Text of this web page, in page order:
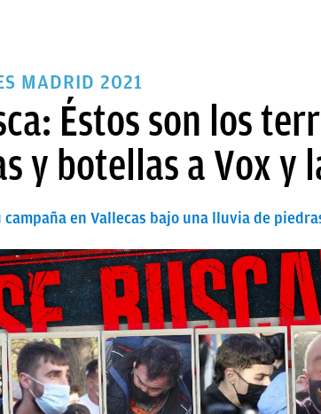
MADRID 2021
Éstos son los
y botellas a Vox y
campaña en Vallecas bajo una lluvia de